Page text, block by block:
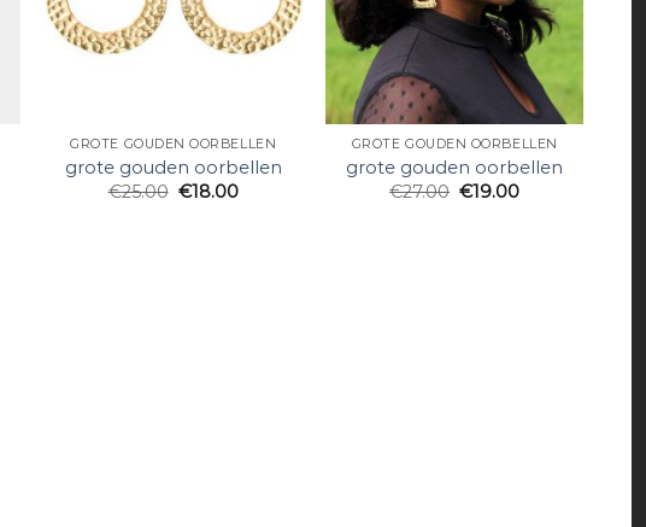
GROTE GOUDEN OORBELLEN
grote gouden oorbellen
€25.00 €18.00
GROTE GOUDEN OORBELLEN
grote gouden oorbellen
€27.00 €19.00